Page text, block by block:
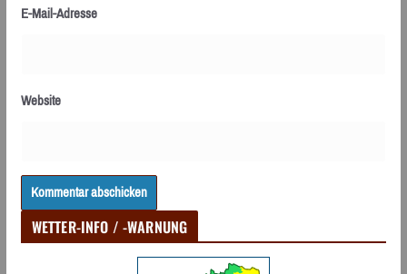
E-Mail-Adresse
Website
WETTER-INFO / -WARNUNG